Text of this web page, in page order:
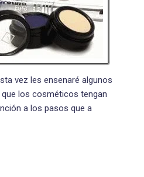
vez les ensenaré algunos
los cosméticos tengan
a los pasos que a